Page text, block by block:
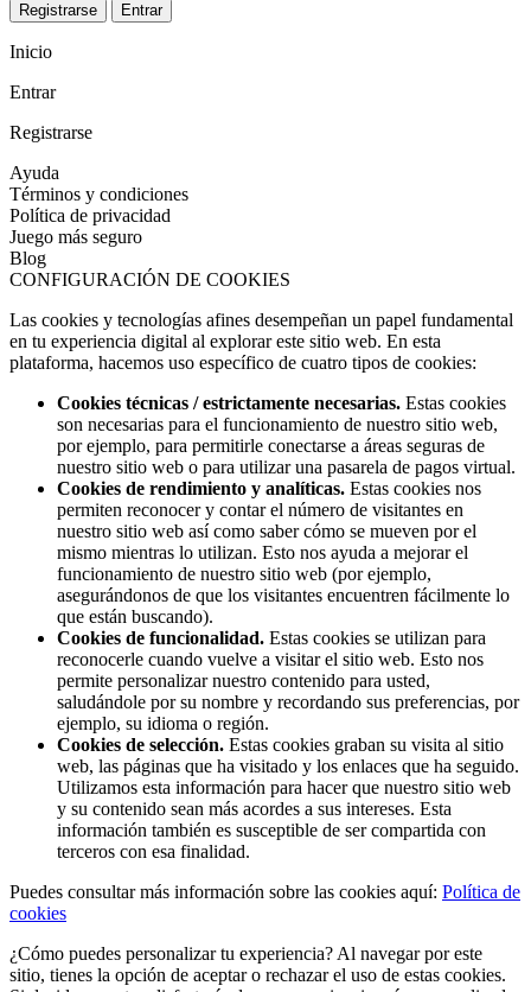
Registrarse Entrar
Inicio
Entrar
Registrarse
Ayuda
Términos y condiciones
Política de privacidad
Juego más seguro
Blog
CONFIGURACIÓN DE COOKIES
Las cookies y tecnologías afines desempeñan un papel fundamental
en tu experiencia digital al explorar este sitio web. En esta
plataforma, hacemos uso específico de cuatro tipos de cookies:
Cookies técnicas / estrictamente necesarias. Estas cookies
son necesarias para el funcionamiento de nuestro sitio web,
por ejemplo, para permitirle conectarse a áreas seguras de
nuestro sitio web o para utilizar una pasarela de pagos virtual.
Cookies de rendimiento y analíticas. Estas cookies nos
permiten reconocer y contar el número de visitantes en
nuestro sitio web así como saber cómo se mueven por el
mismo mientras lo utilizan. Esto nos ayuda a mejorar el
funcionamiento de nuestro sitio web (por ejemplo,
asegurándonos de que los visitantes encuentren fácilmente lo
que están buscando).
Cookies de funcionalidad. Estas cookies se utilizan para
reconocerle cuando vuelve a visitar el sitio web. Esto nos
permite personalizar nuestro contenido para usted,
saludándole por su nombre y recordando sus preferencias, por
ejemplo, su idioma o región.
Cookies de selección. Estas cookies graban su visita al sitio
web, las páginas que ha visitado y los enlaces que ha seguido.
Utilizamos esta información para hacer que nuestro sitio web
y su contenido sean más acordes a sus intereses. Esta
información también es susceptible de ser compartida con
terceros con esa finalidad.
Puedes consultar más información sobre las cookies aquí: Política de
cookies
¿Cómo puedes personalizar tu experiencia? Al navegar por este
sitio, tienes la opción de aceptar o rechazar el uso de estas cookies.